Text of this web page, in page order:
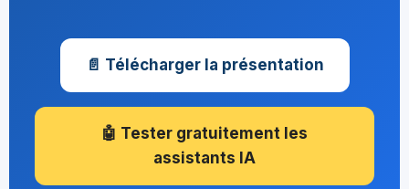
📄 Télécharger la présentation
🤖 Tester gratuitement les
assistants IA